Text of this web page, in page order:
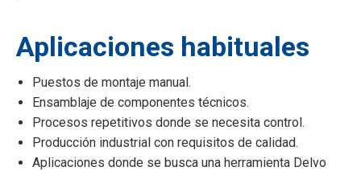
Aplicaciones habituales
Puestos de montaje manual.
Ensamblaje de componentes técnicos.
Procesos repetitivos donde se necesita control.
Producción industrial con requisitos de calidad.
Aplicaciones donde se busca una herramienta Delvo